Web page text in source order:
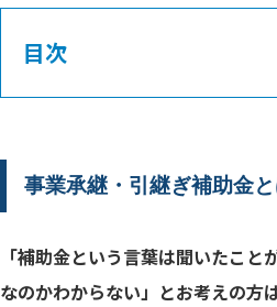
目次
すべての類型に共通す
類型別に追加される条
事業承継・引継ぎ補助金
「補助金という言葉は聞いたこ
なのかわからない」とお考えの方